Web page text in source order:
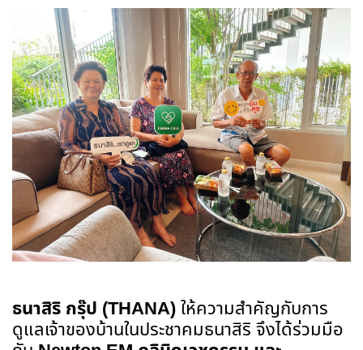
ธนาสิริ กรุ๊ป (THANA)ให้ความสำคัญกับการ
ดูแลเจ้าของบ้านในประชาคมธนาสิริ จึงได้ร่วมมือ